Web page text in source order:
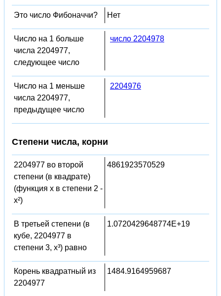
Это число Фибоначчи? Нет
Число на 1 больше
числа 2204977,
следующее число
число 2204978
Число на 1 меньше
числа 2204977,
предыдущее число
2204976
Степени числа, корни
2204977 во второй
степени (в квадрате)
(функция x в степени 2 -
x²)
4861923570529
В третьей степени (в
кубе, 2204977 в
степени 3, x³) равно
1.0720429648774E+19
Корень квадратный из
2204977
1484.9164959687